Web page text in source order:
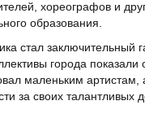
хореографов и
образования.
стал заключительный
города показали
маленьким артистам,
за своих талантливых